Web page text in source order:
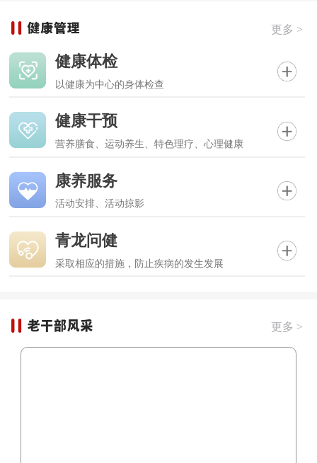
更多 >
健康体检
以健康为中心的身体检查
健康干预
营养膳食、运动养生、特色理疗、心理健康
康养服务
活动安排、活动掠影
青龙问健
采取相应的措施，防止疾病的发生发展
更多 >